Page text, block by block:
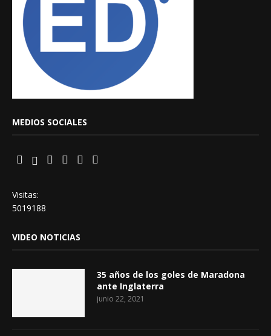
MEDIOS SOCIALES
Visitas:
5019188
VIDEO NOTICIAS
35 años de los goles de Maradona
ante Inglaterra
junio 22, 2021